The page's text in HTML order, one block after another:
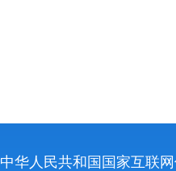
中华人民共和国国家互联